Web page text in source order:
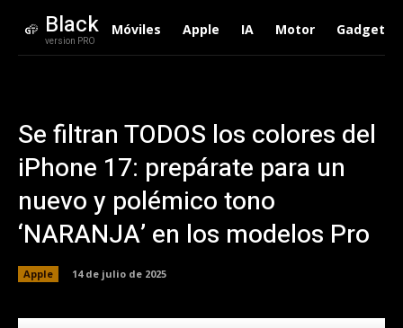
Black
version PRO
Móviles Apple IA Motor Gadgets
Se filtran TODOS los colores del
iPhone 17: prepárate para un
nuevo y polémico tono
‘NARANJA’ en los modelos Pro
Apple 14 de julio de 2025